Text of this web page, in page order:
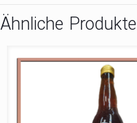
Ähnliche Produkte